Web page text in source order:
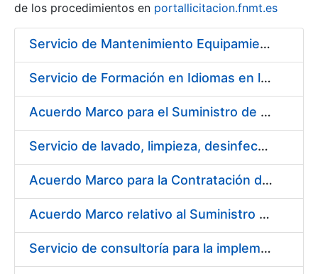
Show/Hide
de los procedimientos en portallicitacion.fnmt.es
Servicio de Mantenimiento Equipamiento ORACLE en CERES periodo 2019-2020
Servicio de Formación en Idiomas en la Modalidad Presencial
Acuerdo Marco para el Suministro de Droguería y Limpieza para la FNMT-RCM durante el año 2019 en su Sede de Madrid
Servicio de lavado, limpieza, desinfección y descontaminación de la ropa de trabajo del personal de la FNMT-RCM de Madrid
Acuerdo Marco para la Contratación de Fabricación de Piezas
Acuerdo Marco relativo al Suministro de Informáticos 2019
Servicio de consultoría para la implementación de un Proceso Automatizado de Preparación de Expedientes de Compras